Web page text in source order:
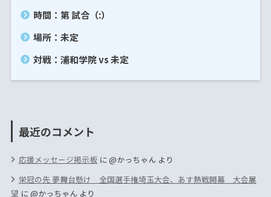
時間：第 試合（:）
場所：未定
対戦：浦和学院 vs 未定
最近のコメント
応援メッセージ掲示板に@かっちゃんより
栄冠の先 夢舞台懸け 全国選手権埼玉大会、あす熱戦開幕 大会展
望 に@かっちゃんより